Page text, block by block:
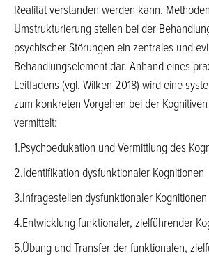
Realität verstanden werden kann.
Umstrukturierung stellen bei der
psychischer Störungen ein zentrales und
Behandlungselement dar. Anhand eines
Leitfadens (vgl. Wilken 2018) wird eine
zum konkreten Vorgehen bei der
vermittelt:
1.Psychoedukation und Vermittlung des
2.Identifikation dysfunktionaler Kognitionen
3.Infragestellen dysfunktionaler Kognitionen
4.Entwicklung funktionaler, zielführender
5.Übung und Transfer der funktionalen,